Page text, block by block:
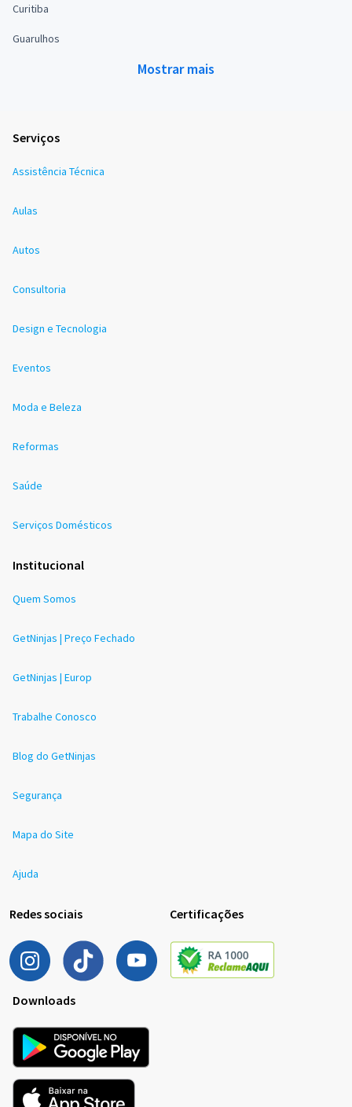
Curitiba
Guarulhos
Mostrar mais
Serviços
Assistência Técnica
Aulas
Autos
Consultoria
Design e Tecnologia
Eventos
Moda e Beleza
Reformas
Saúde
Serviços Domésticos
Institucional
Quem Somos
GetNinjas | Preço Fechado
GetNinjas | Europ
Trabalhe Conosco
Blog do GetNinjas
Segurança
Mapa do Site
Ajuda
Redes sociais Certificações
Downloads